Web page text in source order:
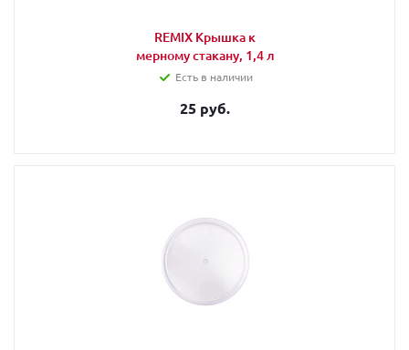
REMIX Крышка к
мерному стакану, 1,4 л
Есть в наличии
25 руб.